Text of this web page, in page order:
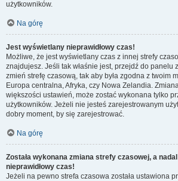
użytkowników.
Na górę
Jest wyświetlany nieprawidłowy czas!
Możliwe, że jest wyświetlany czas z innej strefy
znajdujesz. Jeśli tak właśnie jest, przejdź do panelu
zmień strefę czasową, tak aby była zgodna z twoim
Europa centralna, Afryka, czy Nowa Zelandia.
większości ustawień, może zostać wykonana tylko
użytkowników. Jeżeli nie jesteś zarejestrowanym
dobry moment, by się zarejestrować.
Na górę
Została wykonana zmiana strefy czasowej, a
nieprawidłowy czas!
Jeżeli na pewno strefa czasowa została ustawiona